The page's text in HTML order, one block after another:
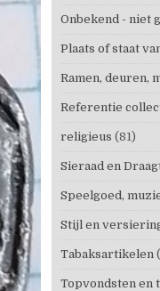
Onbekend - niet
Plaats of staat
Ramen, deuren,
Referentie
religieus (81)
Sieraad en
Speelgoed,
Stijl en
Tabaksartikelen
Topvondsten en